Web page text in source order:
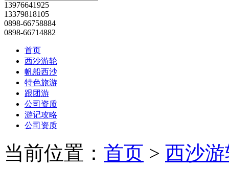
13976641925
13379818105
0898-66758884
0898-66714882
首页
西沙游轮
帆船西沙
特色旅游
跟团游
公司资质
游记攻略
公司资质
当前位置： 首页 > 西沙